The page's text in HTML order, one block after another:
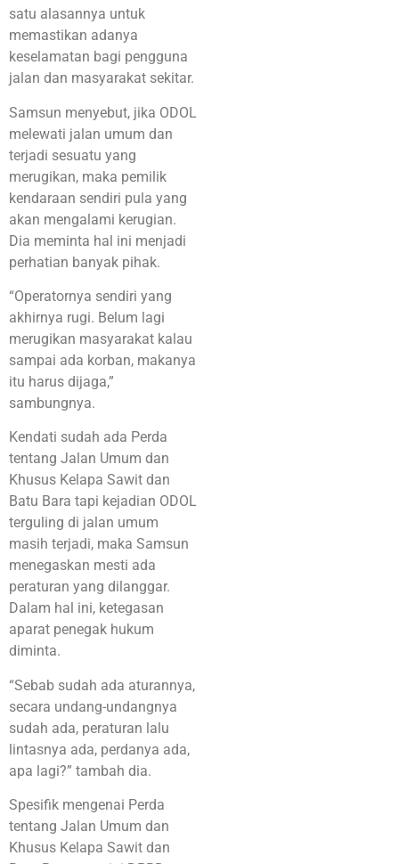
satu alasannya untuk
memastikan adanya
keselamatan bagi pengguna
jalan dan masyarakat sekitar.
Samsun menyebut, jika ODOL
melewati jalan umum dan
terjadi sesuatu yang
merugikan, maka pemilik
kendaraan sendiri pula yang
akan mengalami kerugian.
Dia meminta hal ini menjadi
perhatian banyak pihak.
“Operatornya sendiri yang
akhirnya rugi. Belum lagi
merugikan masyarakat kalau
sampai ada korban, makanya
itu harus dijaga,”
sambungnya.
Kendati sudah ada Perda
tentang Jalan Umum dan
Khusus Kelapa Sawit dan
Batu Bara tapi kejadian ODOL
terguling di jalan umum
masih terjadi, maka Samsun
menegaskan mesti ada
peraturan yang dilanggar.
Dalam hal ini, ketegasan
aparat penegak hukum
diminta.
“Sebab sudah ada aturannya,
secara undang-undangnya
sudah ada, peraturan lalu
lintasnya ada, perdanya ada,
apa lagi?” tambah dia.
Spesifik mengenai Perda
tentang Jalan Umum dan
Khusus Kelapa Sawit dan